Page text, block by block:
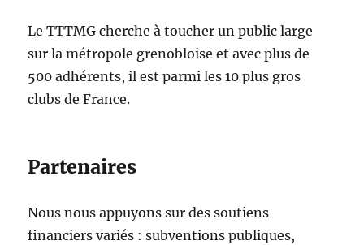
Le TTTMG cherche à toucher un public large
sur la métropole grenobloise et avec plus de
500 adhérents, il est parmi les 10 plus gros
clubs de France.
Partenaires
Nous nous appuyons sur des soutiens
financiers variés : subventions publiques,